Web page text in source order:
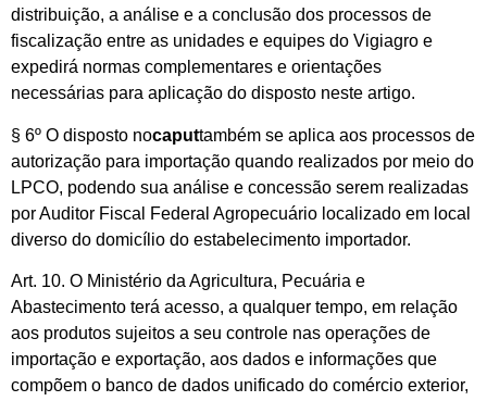
distribuição, a análise e a conclusão dos processos de
fiscalização entre as unidades e equipes do Vigiagro e
expedirá normas complementares e orientações
necessárias para aplicação do disposto neste artigo.
§ 6º O disposto nocaputtambém se aplica aos processos de
autorização para importação quando realizados por meio do
LPCO, podendo sua análise e concessão serem realizadas
por Auditor Fiscal Federal Agropecuário localizado em local
diverso do domicílio do estabelecimento importador.
Art. 10. O Ministério da Agricultura, Pecuária e
Abastecimento terá acesso, a qualquer tempo, em relação
aos produtos sujeitos a seu controle nas operações de
importação e exportação, aos dados e informações que
compõem o banco de dados unificado do comércio exterior,